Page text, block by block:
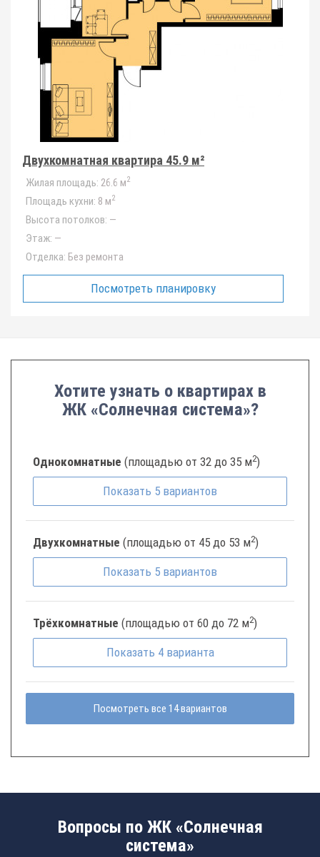
Двухкомнатная квартира 45.9 м²
Жилая площадь: 26.6 м2
Площадь кухни: 8 м2
Высота потолков: —
Этаж: —
Отделка: Без ремонта
Посмотреть планировку
Хотите узнать о квартирах в
ЖК «Солнечная система»?
Однокомнатные (площадью от 32 до 35 м2)
Показать 5 вариантов
Двухкомнатные (площадью от 45 до 53 м2)
Показать 5 вариантов
Трёхкомнатные (площадью от 60 до 72 м2)
Показать 4 варианта
Посмотреть все 14 вариантов
Вопросы по ЖК «Солнечная
система»